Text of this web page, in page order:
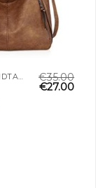
LEDEREN HANDTASSEN €35.00
€27.00